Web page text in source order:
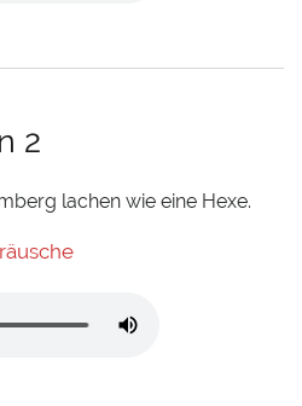
2
lachen wie eine Hexe.